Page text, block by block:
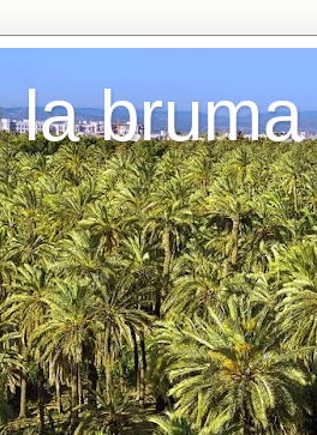
la bruma